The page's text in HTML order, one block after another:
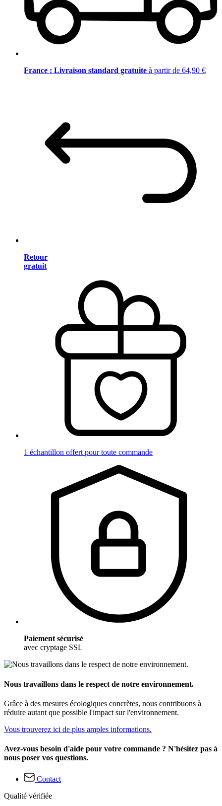
France : Livraison standard gratuite à partir de 64,90 €
Retour
gratuit
1 échantillon offert pour toute commande
Paiement sécurisé
avec cryptage SSL
Nous travaillons dans le respect de notre environnement.
Grâce à des mesures écologiques concrètes, nous contribuons à
réduire autant que possible l'impact sur l'environnement.
Vous trouverez ici de plus amples informations.
Avez-vous besoin d'aide pour votre commande ? N'hésitez pas à
nous poser vos questions.
Contact
Qualité vérifiée